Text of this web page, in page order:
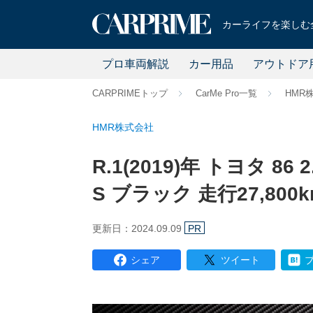
カーライフを楽し
プロ車両解説 カー用品 アウトドア
CARPRIMEトップ CarMe Pro一覧 HMR
HMR株式会社
R.1(2019)年 トヨタ 86
S ブラック 走行
更新日：2024.09.09 PR
シェア ツイート